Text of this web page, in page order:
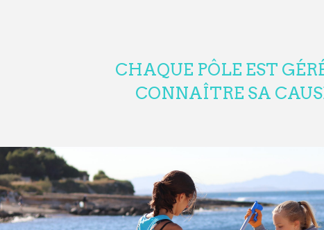
CHAQUE PÔLE EST
CONNAÎTRE SA